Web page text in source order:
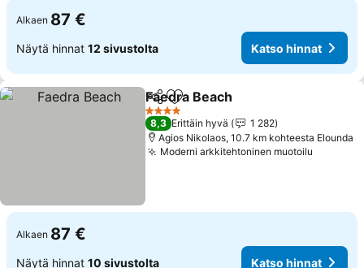
Alkaen 87 €
Näytä hinnat 12 sivustolta Katso hinnat
Jaa Lisää suosikkeihin
Faedra Beach
4 Tähtiluokitus
8,3 Erittäin hyvä
1 282
Agios Nikolaos, 10.7 km kohteesta Elounda
Moderni arkkitehtoninen muotoilu
Alkaen 87 €
Näytä hinnat 10 sivustolta Katso hinnat